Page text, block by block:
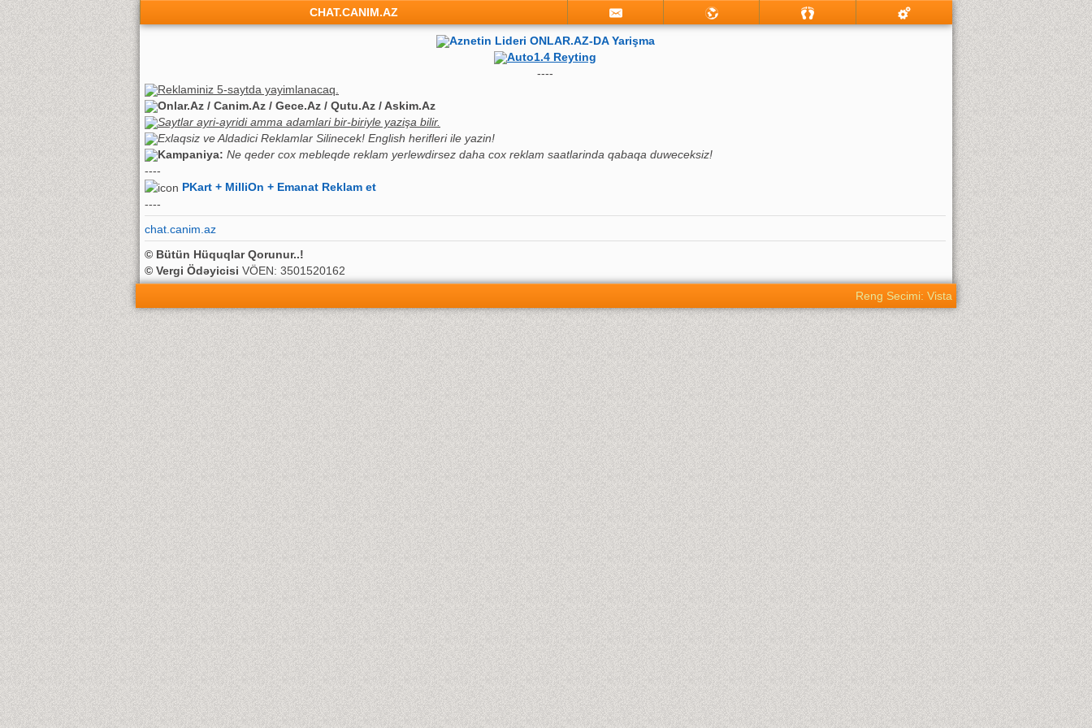
CHAT.CANIM.AZ
Aznetin Lideri ONLAR.AZ-DA Yarişma
Auto1.4 Reyting
----
Reklaminiz 5-saytda yayimlanacaq.
Onlar.Az / Canim.Az / Gece.Az / Qutu.Az / Askim.Az
Saytlar ayri-ayridi amma adamlari bir-biriyle yazişa bilir.
Exlaqsiz ve Aldadici Reklamlar Silinecek! English herifleri ile yazin!
Kampaniya: Ne qeder cox mebleqde reklam yerlewdirsez daha cox reklam saatlarinda qabaqa duweceksiz!
----
PKart + MilliOn + Emanat Reklam et
----
chat.canim.az
© Bütün Hüquqlar Qorunur..!
© Vergi Ödəyicisi VÖEN: 3501520162
Reng Secimi: Vista